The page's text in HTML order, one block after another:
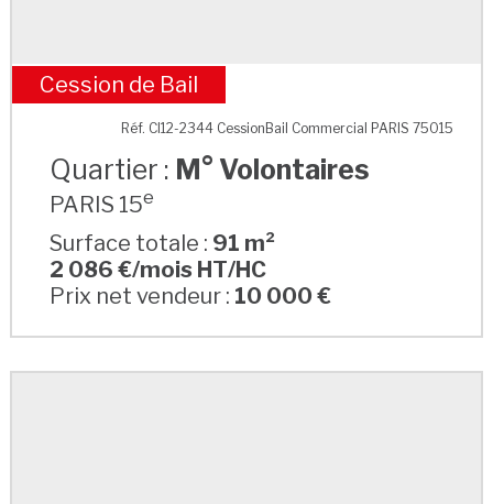
M° Volontaires
Cession de Bail
Réf. CI12-2344 CessionBail Commercial PARIS 75015
Quartier : M° Volontaires
PARIS 15e
Surface totale : 91 m²
2 086 €/mois HT/HC
Prix net vendeur : 10 000 €